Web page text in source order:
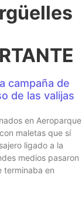
campaña de
de las valijas
en Aeroparque
maletas que sí
ligado a la
medios pasaron
terminaba en